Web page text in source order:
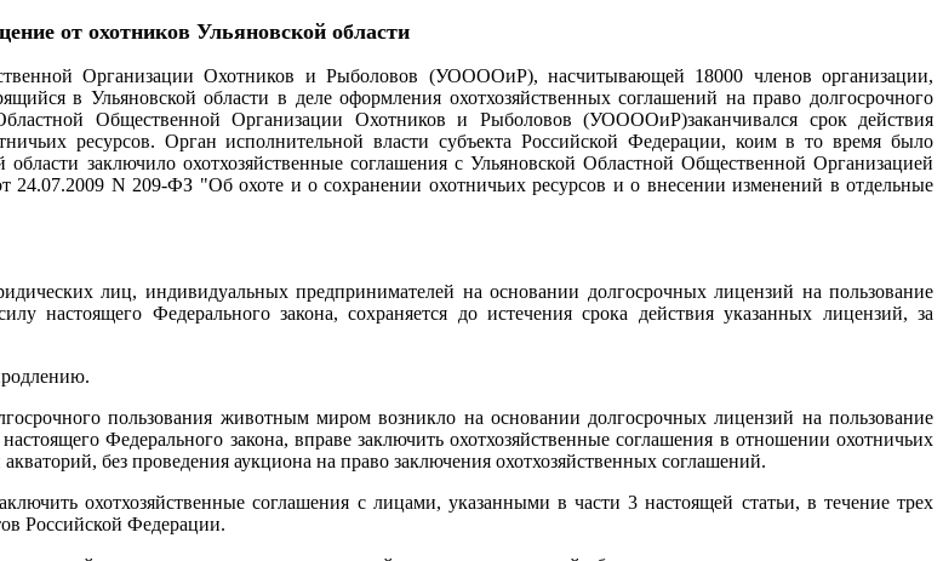
от охотников Ульяновской области
Организации Охотников и Рыболовов (УООООиР), насчитывающей 18000 членов организации,
в Ульяновской области в деле оформления охотхозяйственных соглашений на право долгосрочного
Общественной Организации Охотников и Рыболовов (УООООиР)заканчивался срокдействия
ресурсов. Орган исполнительной властисубъекта Российской Федерации, коим в то время было
области заключило охотхозяйственные соглашения с Ульяновской Областной Общественной Организацией
24.07.2009 N 209-ФЗ "Об охоте и о сохранении охотничьих ресурсов и о внесении изменений в отдельные
лиц, индивидуальных предпринимателей на основании долгосрочных лицензий на пользование
настоящего Федерального закона, сохраняется до истечения срока действия указанных лицензий, за
пользования животным миром возникло на основаниидолгосрочных лицензий на пользование
Федерального закона, вправе заключить охотхозяйственные соглашения в отношении охотничьих
без проведения аукциона на право заключения охотхозяйственных соглашений.
охотхозяйственные соглашения с лицами, указанными вчасти 3 настоящей статьи, в течение трех
Российской Федерации.